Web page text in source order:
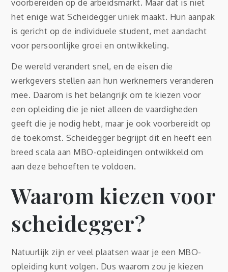
voorbereiden op de arbeidsmarkt. Maar dat is niet
het enige wat Scheidegger uniek maakt. Hun aanpak
is gericht op de individuele student, met aandacht
voor persoonlijke groei en ontwikkeling.
De wereld verandert snel, en de eisen die
werkgevers stellen aan hun werknemers veranderen
mee. Daarom is het belangrijk om te kiezen voor
een opleiding die je niet alleen de vaardigheden
geeft die je nodig hebt, maar je ook voorbereidt op
de toekomst. Scheidegger begrijpt dit en heeft een
breed scala aan MBO-opleidingen ontwikkeld om
aan deze behoeften te voldoen.
Waarom kiezen voor
scheidegger?
Natuurlijk zijn er veel plaatsen waar je een MBO-
opleiding kunt volgen. Dus waarom zou je kiezen